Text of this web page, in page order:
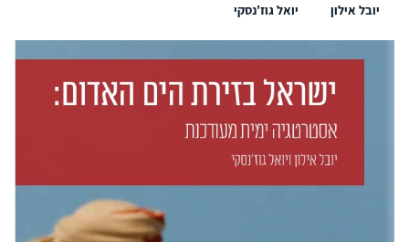
יובל אילון יואל גוז'נסקי